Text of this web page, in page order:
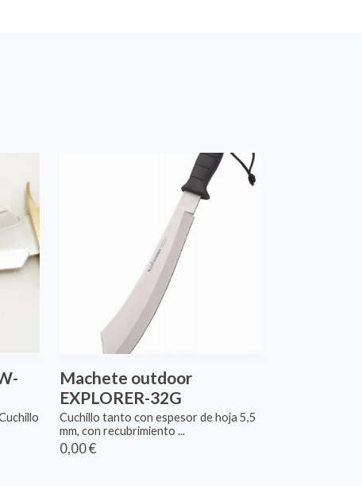
Machete outdoor
EXPLORER-32G
Cuchillo tanto con espesor de hoja 5,5
mm, con recubrimiento ...
0,00 €